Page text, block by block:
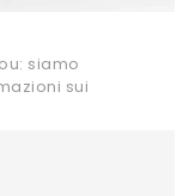
siamo
sui